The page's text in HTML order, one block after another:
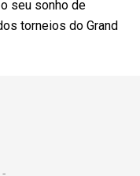
seu sonho de
torneios do Grand